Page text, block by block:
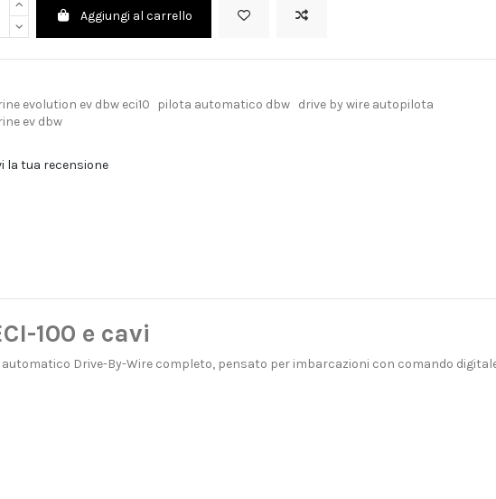
Aggiungi al carrello
evolution ev dbw eci10 pilota automatico dbw drive by wire autopilota
ev dbw
la tua recensione
100 e cavi
Drive-By-Wire completo, pensato per imbarcazioni con comando